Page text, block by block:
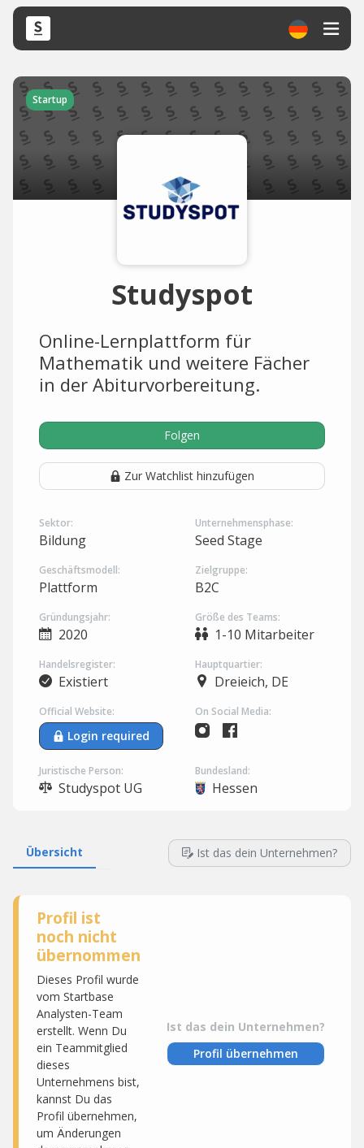
Startup
Studyspot
Online-Lernplattform für
Mathematik und weitere Fächer
in der Abiturvorbereitung.
Folgen
Zur Watchlist hinzufügen
Sektor:
Bildung
Unternehmensphase:
Seed Stage
Geschäftsmodell:
Plattform
Zielgruppe:
B2C
Gründungsjahr:
2020
Größe des Teams:
1-10 Mitarbeiter
Handelsregister:
Existiert
Hauptquartier:
Dreieich, DE
Official Website:
Login required
On Social Media:
Juristische Person:
Studyspot UG
Bundesland:
Hessen
Übersicht Ist das dein Unternehmen?
Profil ist
noch nicht
übernommen
Dieses Profil wurde
vom Startbase
Analysten-Team
erstellt. Wenn Du
ein Teammitglied
dieses
Unternehmens bist,
kannst Du das
Profil übernehmen,
um Änderungen
Ist das dein Unternehmen?
Profil übernehmen